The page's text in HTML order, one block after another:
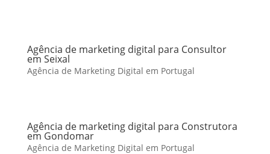
Agência de marketing digital para Consultor
em Seixal
Agência de Marketing Digital em Portugal
Agência de marketing digital para Construtora
em Gondomar
Agência de Marketing Digital em Portugal